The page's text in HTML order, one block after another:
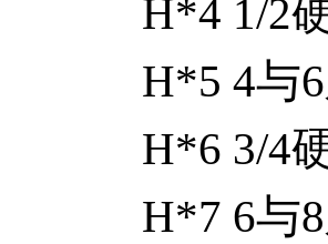
H*4 1/2
H*5 4与
H*6 3/4
H*7 6与